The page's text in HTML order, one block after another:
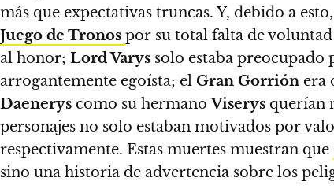
más que expectativas truncas. Y, debido a
Juego de Tronos por su total falta de
al honor; Lord Varys solo estaba preocupado
arrogantemente egoísta; el Gran Gorrión era
Daenerys como su hermanoViserys querían
personajes no solo estaban motivados por
respectivamente. Estas muertes muestran que
sino una historia de advertencia sobre los